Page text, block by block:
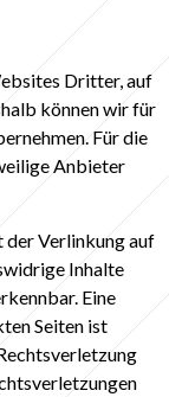
Dritter, auf
können wir für
Für die
Anbieter
der Verlinkung auf
Inhalte
Eine
Seiten ist